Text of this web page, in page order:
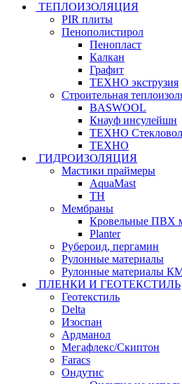
ТЕПЛОИЗОЛЯЦИЯ
PIR плиты
Пенополистирол
Пенопласт
Калкан
Графит
ТЕХНО экструзия
Строительная
BASWOOL
Кнауф инсулейшн
ТЕХНО
ТЕХНО
ГИДРОИЗОЛЯЦИЯ
Мастики праймеры
AquaMast
ТН
Мембраны
Кровельные ПВХ
Planter
Рубероид, пергамин
Рулонные материалы
Рулонные материалы
ПЛЕНКИ И ГЕОТЕКСТИЛЬ
Геотекстиль
Delta
Изоспан
Ардманол
Мегафлекс/Скиптон
Faracs
Ондутис